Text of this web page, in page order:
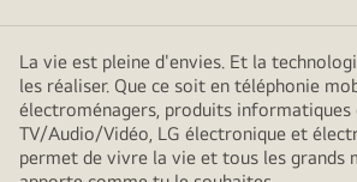
La vie est pleine d'envies. Et la
les réaliser. Que ce soit en téléphonie
électroménagers, produits informatiques
TV/Audio/Vidéo, LG électronique et
permet de vivre la vie et tous les grands